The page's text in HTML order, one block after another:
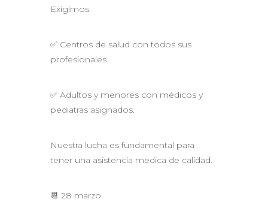
Exigimos:
✅ Centros de salud con todos sus
profesionales.
✅ Adultos y menores con médicos y
pediatras asignados.
Nuestra lucha es fundamental para
tener una asistencia medica de calidad.
📆 28 marzo